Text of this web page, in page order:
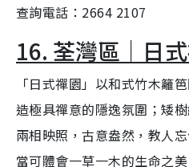
查詢電話：2664 2107
16. 荃灣區｜日
「日式禪園」以和式竹木籬
造極具禪意的隱逸氛圍；矮
兩相映照，古意盎然，教人
當可體會一草一木的生命之